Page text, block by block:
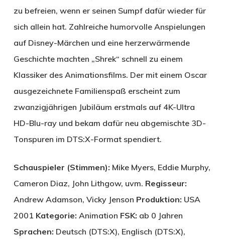
zu befreien, wenn er seinen Sumpf dafür wieder für
sich allein hat. Zahlreiche humorvolle Anspielungen
auf Disney-Märchen und eine herzerwärmende
Geschichte machten „Shrek“ schnell zu einem
Klassiker des Animationsfilms. Der mit einem Oscar
ausgezeichnete Familienspaß erscheint zum
zwanzigjährigen Jubiläum erstmals auf 4K-Ultra
HD-Blu-ray und bekam dafür neu abgemischte 3D-
Tonspuren im DTS:X-Format spendiert.
Schauspieler (Stimmen): Mike Myers, Eddie Murphy,
Cameron Diaz, John Lithgow, uvm. Regisseur:
Andrew Adamson, Vicky Jenson Produktion: USA
2001 Kategorie: Animation FSK: ab 0 Jahren
Sprachen: Deutsch (DTS:X), Englisch (DTS:X),